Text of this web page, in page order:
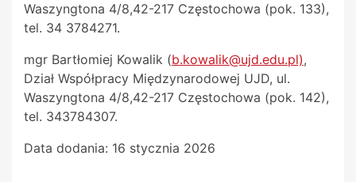
Waszyngtona 4/8,42-217 Częstochowa (pok. 133),
tel. 34 3784271.
mgr Bartłomiej Kowalik (b.kowalik@ujd.edu.pl),
Dział Współpracy Międzynarodowej UJD, ul.
Waszyngtona 4/8,42-217 Częstochowa (pok. 142),
tel. 343784307.
Data dodania: 16 stycznia 2026